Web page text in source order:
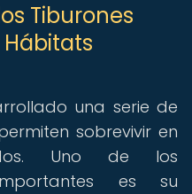
Tiburones
una serie de
sobrevivir en
Uno de los
es su